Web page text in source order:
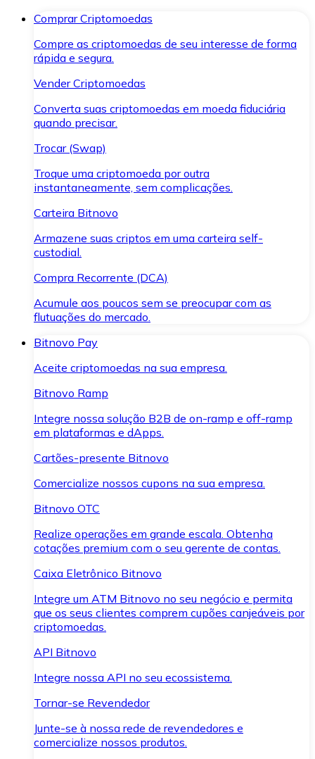
Comprar Criptomoedas
Compre as criptomoedas de seu interesse de forma
rápida e segura.
Vender Criptomoedas
Converta suas criptomoedas em moeda fiduciária
quando precisar.
Trocar (Swap)
Troque uma criptomoeda por outra
instantaneamente, sem complicações.
Carteira Bitnovo
Armazene suas criptos em uma carteira self-
custodial.
Compra Recorrente (DCA)
Acumule aos poucos sem se preocupar com as
flutuações do mercado.
Bitnovo Pay
Aceite criptomoedas na sua empresa.
Bitnovo Ramp
Integre nossa solução B2B de on-ramp e off-ramp
em plataformas e dApps.
Cartões-presente Bitnovo
Comercialize nossos cupons na sua empresa.
Bitnovo OTC
Realize operações em grande escala. Obtenha
cotações premium com o seu gerente de contas.
Caixa Eletrônico Bitnovo
Integre um ATM Bitnovo no seu negócio e permita
que os seus clientes comprem cupões canjeáveis por
criptomoedas.
API Bitnovo
Integre nossa API no seu ecossistema.
Tornar-se Revendedor
Junte-se à nossa rede de revendedores e
comercialize nossos produtos.